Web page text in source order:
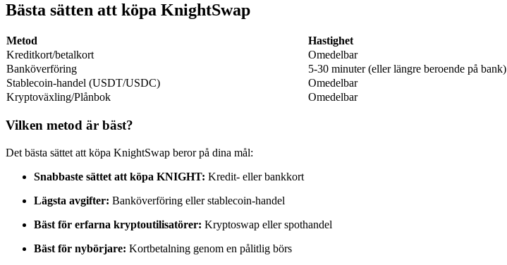
USDC Futures
Futures med USDC som säkerhet
Bästa sätten att köpa KnightSwap
Metod Hastighet
Kreditkort/betalkort
Omedelbar
Banköverföring
5-30 minuter (eller längre beroende på bank)
Stablecoin-handel (USDT/USDC)
Omedelbar
Kryptoväxling/Plånbok
Omedelbar
Vilken metod är bäst?
Det bästa sättet att köpa KnightSwap beror på dina mål:
Snabbaste sättet att köpa KNIGHT: Kredit- eller bankkort
Lägsta avgifter: Banköverföring eller stablecoin-handel
Bäst för erfarna kryptoutilisatörer: Kryptoswap eller spothandel
Bäst för nybörjare: Kortbetalning genom en pålitlig börs